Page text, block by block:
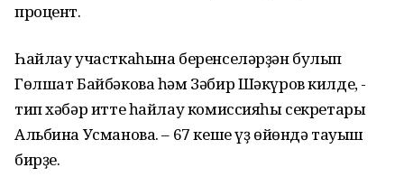
процент.
Һайлау участкаһына беренселәрҙән булып
Гөлшат Байбәкова һәм Зәбир Шәкүров килде, -
тип хәбәр итте һайлау комиссияһы секретары
Альбина Усманова. – 67 кеше үҙ өйөндә тауыш
бирҙе.